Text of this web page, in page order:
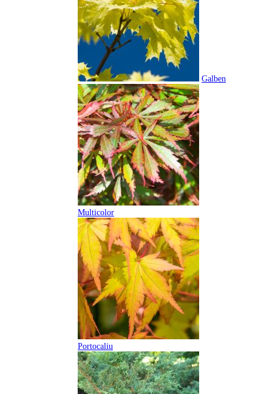
Galben
Multicolor
Portocaliu